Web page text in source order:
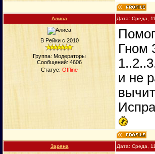
Алиса Дата: Среда,
В Рейки с 2010
Группа: Модераторы
Сообщений: 4606
Статус: Offline
Гном
и не
Заряна Дата: Среда,